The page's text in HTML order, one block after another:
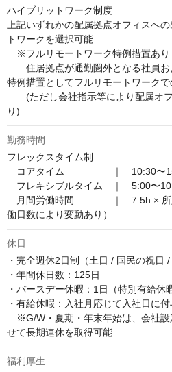
ハイブリットワーク制度
上記いずれかの配属拠点オフィスへ
トワークを選択可能
※フルリモートワーク特例措置あり
住居拠点が通勤圏外となる社員お
特例措置としてフルリモートワーク
(ただし会社指示等により配属オフ
り)
勤務時間
フレックスタイム制
コアタイム　　　　　｜　10:30〜
フレキシブルタイム　｜　5:00〜
月間労働時間　　　　｜　7.5h ×
働日数により変動あり）
休日
・完全週休2日制（土日 / 国民の祝日 /
・年間休日数：125日
・バースデー休暇：1日（特別有給休
・有給休暇：入社月応じて入社日に付
※G/W・夏期・年末年始は、会社設
せて長期連休を取得可能
福利厚生